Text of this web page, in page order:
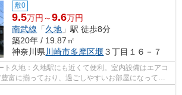
敷0
9.5万円～9.6万円
南武線 「久地 」駅 徒歩8分
築20年 / 19.87㎡
神奈川県 川崎市多摩区堰３丁目１６－７
ト久地：久地駅にも近くて便利。室内設備はエアコ
富に揃っており、過ごしやすいお部屋になってお
下に抑えること...